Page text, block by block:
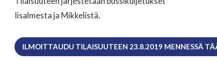
Iisalmesta ja Mikkelistä.
ILMOITTAUDU TILAISUUTEEN 23.8.2019 MENNESSÄ